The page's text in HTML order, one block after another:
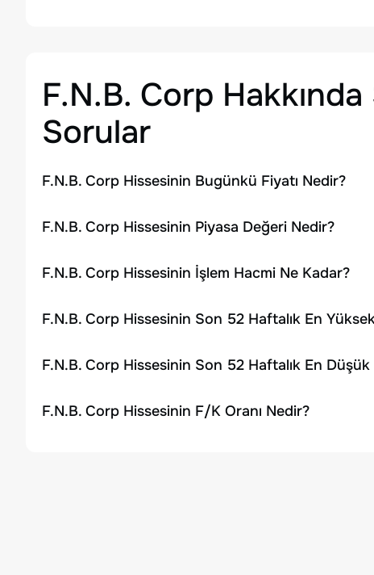
F.N.B. Corp
Sorular
F.N.B. Corp Hissesinin Bugünkü Fiyatı Nedir?
F.N.B. Corp Hissesinin Piyasa Değeri Nedir?
F.N.B. Corp Hissesinin İşlem Hacmi Ne Kadar?
F.N.B. Corp Hissesinin Son 52 Haftalık En
F.N.B. Corp Hissesinin Son 52 Haftalık En
F.N.B. Corp Hissesinin F/K Oranı Nedir?